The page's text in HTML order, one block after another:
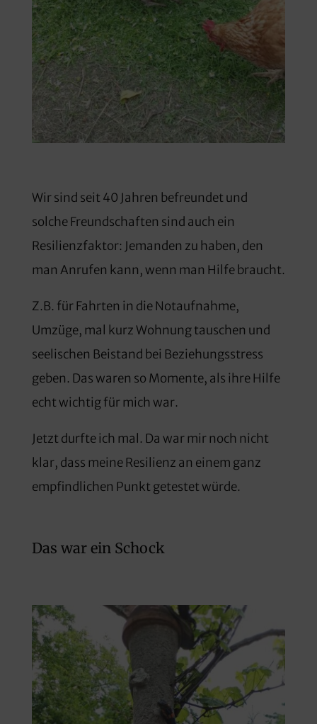
Wir sind seit 40 Jahren befreundet und
solche Freundschaften sind auch ein
Resilienzfaktor: Jemanden zu haben, den
man Anrufen kann, wenn man Hilfe braucht.
Z.B. für Fahrten in die Notaufnahme,
Umzüge, mal kurz Wohnung tauschen und
seelischen Beistand bei Beziehungsstress
geben. Das waren so Momente, als ihre Hilfe
echt wichtig für mich war.
Jetzt durfte ich mal. Da war mir noch nicht
klar, dass meine Resilienz an einem ganz
empfindlichen Punkt getestet würde.
Das war ein Schock